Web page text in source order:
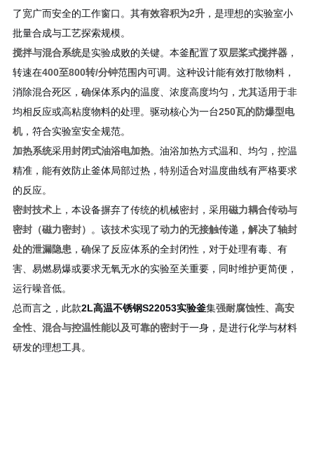
了宽广而安全的工作窗口。其有效容积为2升，是理想的实验室小
批量合成与工艺探索规模。
搅拌与混合系统是实验成败的关键。本釜配置了双层桨式搅拌器，
转速在400至800转/分钟范围内可调。这种设计能有效打散物料，
消除混合死区，确保体系内的温度、浓度高度均匀，尤其适用于非
均相反应或高粘度物料的处理。驱动核心为一台250瓦的防爆型电
机，符合实验室安全规范。
加热系统采用封闭式油浴电加热。油浴加热方式温和、均匀，控温
精准，能有效防止釜体局部过热，特别适合对温度曲线有严格要求
的反应。
密封技术上，本设备摒弃了传统的机械密封，采用磁力耦合传动与
密封（磁力密封）
。该技术实现了动力的无接触传递，解决了轴封
处的泄漏隐患 ，确保了反应体系的全封闭性，对于处理有毒、有
害、易燃易爆或要求无氧无水的实验至关重要，同时维护更简便，
运行噪音低。
总而言之，此款2L高温不锈钢S22053实验釜集强耐腐蚀性、高安
全性、混合与控温性能以及可靠的密封于一身，是进行化学与材料
研发的理想工具。